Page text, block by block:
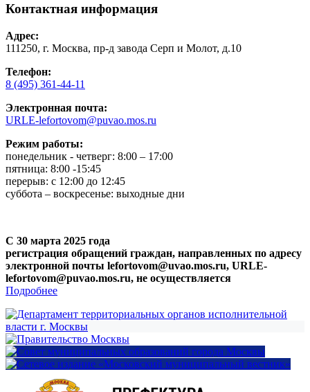
Контактная информация
Адрес:
111250, г. Москва, пр-д завода Серп и Молот, д.10
Телефон:
8 (495) 361-44-11
Электронная почта:
URLE-lefortovom@puvao.mos.ru
Режим работы:
понедельник - четверг: 8:00 – 17:00
пятница: 8:00 -15:45
перерыв: с 12:00 до 12:45
суббота – воскресенье: выходные дни
С 30 марта 2025 года
регистрация обращений граждан, направленных по адресу
электронной почты lefortovom@uvao.mos.ru, URLE-
lefortovom@puvao.mos.ru, не осуществляется
Подробнее